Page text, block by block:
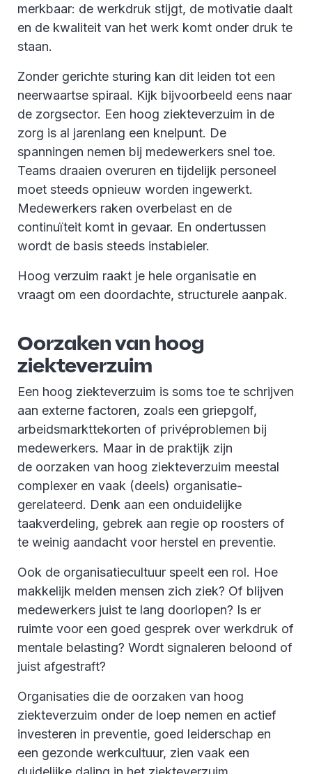
merkbaar: de werkdruk stijgt, de motivatie daalt
en de kwaliteit van het werk komt onder druk te
staan.
Zonder gerichte sturing kan dit leiden tot een
neerwaartse spiraal. Kijk bijvoorbeeld eens naar
de zorgsector. Een hoog ziekteverzuim in de
zorg is al jarenlang een knelpunt. De
spanningen nemen bij medewerkers snel toe.
Teams draaien overuren en tijdelijk personeel
moet steeds opnieuw worden ingewerkt.
Medewerkers raken overbelast en de
continuïteit komt in gevaar. En ondertussen
wordt de basis steeds instabieler.
Hoog verzuim raakt je hele organisatie en
vraagt om een doordachte, structurele aanpak.
Oorzaken van hoog
ziekteverzuim
Een hoog ziekteverzuim is soms toe te schrijven
aan externe factoren, zoals een griepgolf,
arbeidsmarkttekorten of privéproblemen bij
medewerkers. Maar in de praktijk zijn
de oorzaken van hoog ziekteverzuim meestal
complexer en vaak (deels) organisatie-
gerelateerd. Denk aan een onduidelijke
taakverdeling, gebrek aan regie op roosters of
te weinig aandacht voor herstel en preventie.
Ook de organisatiecultuur speelt een rol. Hoe
makkelijk melden mensen zich ziek? Of blijven
medewerkers juist te lang doorlopen? Is er
ruimte voor een goed gesprek over werkdruk of
mentale belasting? Wordt signaleren beloond of
juist afgestraft?
Organisaties die de oorzaken van hoog
ziekteverzuim onder de loep nemen en actief
investeren in preventie, goed leiderschap en
een gezonde werkcultuur, zien vaak een